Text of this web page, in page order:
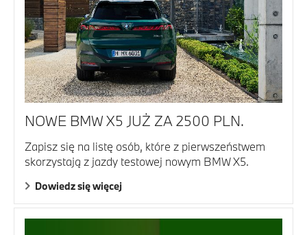
NOWE BMW X5 JUŻ ZA 2500 PLN.
Zapisz się na listę osób, które z pierwszeństwem
skorzystają z jazdy testowej nowym BMW X5.
Dowiedz się więcej